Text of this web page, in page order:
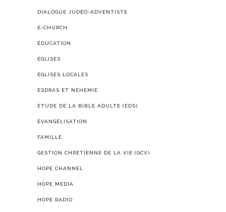
DIALOGUE JUDÉO-ADVENTISTE
E-CHURCH
ÉDUCATION
ÉGLISES
ÉGLISES LOCALES
ESDRAS ET NÉHÉMIE
ETUDE DE LA BIBLE ADULTE (EDS)
ÉVANGÉLISATION
FAMILLE
GESTION CHRÉTIENNE DE LA VIE (GCV)
HOPE CHANNEL
HOPE MEDIA
HOPE RADIO